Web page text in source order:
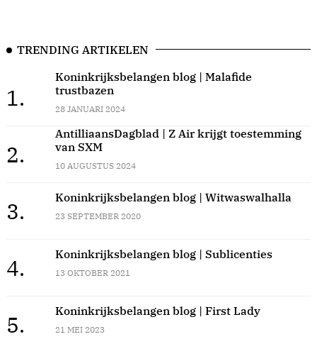
TRENDING ARTIKELEN
1.
Koninkrijksbelangen blog | Malafide
trustbazen
28 JANUARI 2024
2.
AntilliaansDagblad | Z Air krijgt toestemming
van SXM
10 AUGUSTUS 2024
3.
Koninkrijksbelangen blog | Witwaswalhalla
23 SEPTEMBER 2020
4.
Koninkrijksbelangen blog | Sublicenties
13 OKTOBER 2021
5.
Koninkrijksbelangen blog | First Lady
21 MEI 2023